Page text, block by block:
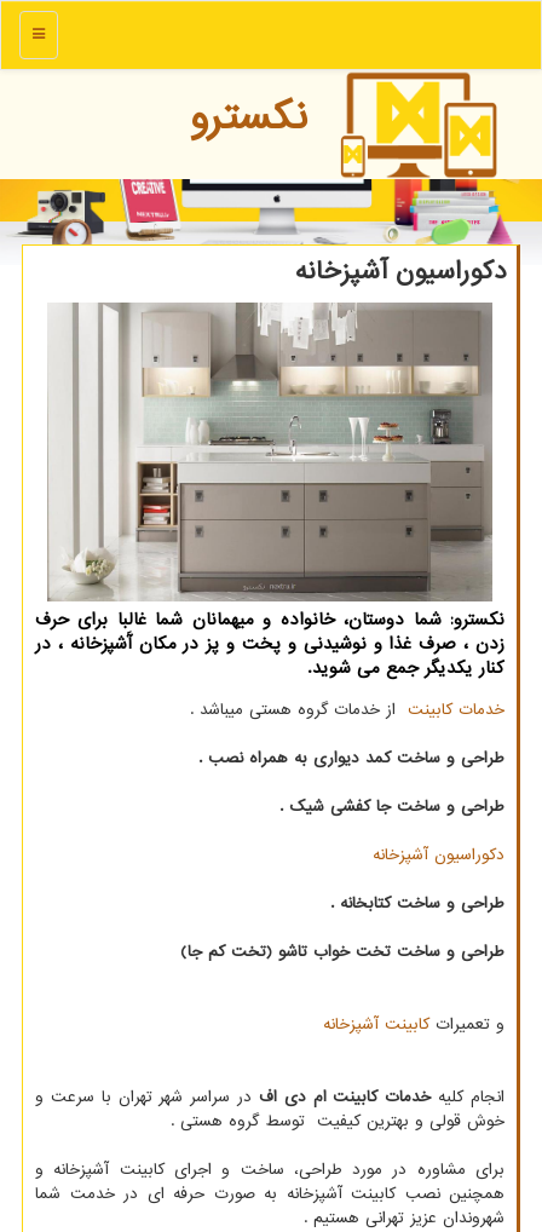
منو
نكسترو
دكوراسیون آشپزخانه
نكسترو: شما دوستان، خانواده و میهمانان شما غالبا برای حرف
زدن ، صرف غذا و نوشیدنی و پخت و پز در مكان آَشپزخانه ، در
كنار یكدیگر جمع می شوید.
خدمات کابینت از خدمات گروه هستی میباشد .
طراحی و ساخت کمد دیواری به همراه نصب .
طراحی و ساخت جا کفشی شیک .
دکوراسیون آشپزخانه
طراحی و ساخت کتابخانه .
طراحی و ساخت تخت خواب تاشو (تخت کم جا)
و تعمیراتکابینت آشپزخانه
انجام کلیهخدمات کابینت ام دی اف در سراسر شهر تهران با سرعت و
خوش قولی و بهترین کیفیت توسط گروه هستی .
برای مشاوره در مورد طراحی، ساخت و اجرای کابینت آشپزخانه و
همچنین نصب کابینت آشپزخانه به صورت حرفه ای در خدمت شما
شهروندان عزیز تهرانی هستیم .